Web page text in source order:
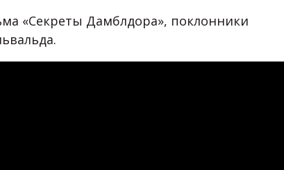
«Секреты Дамблдора», поклонники